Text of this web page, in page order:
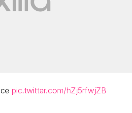
pic.twitter.com/hZj5rfwjZB